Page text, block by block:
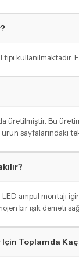
üretilmiştir. Bu
sayfalarındaki
ampul montajı
bir ışık demeti
Için Toplamda